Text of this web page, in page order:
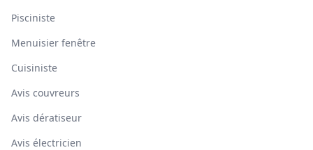
Pisciniste
Menuisier fenêtre
Cuisiniste
Avis couvreurs
Avis dératiseur
Avis électricien